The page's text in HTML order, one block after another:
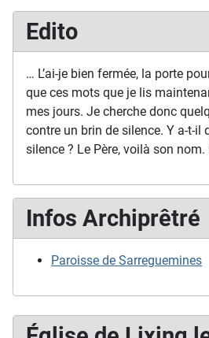
Edito
… L’ai-je bien fermée, la porte
que ces mots que je lis
mes jours. Je cherche donc
contre un brin de silence. Y a-t-il
silence ? Le Père, voilà son
Infos Archiprêtré
Paroisse de Sarreguemines